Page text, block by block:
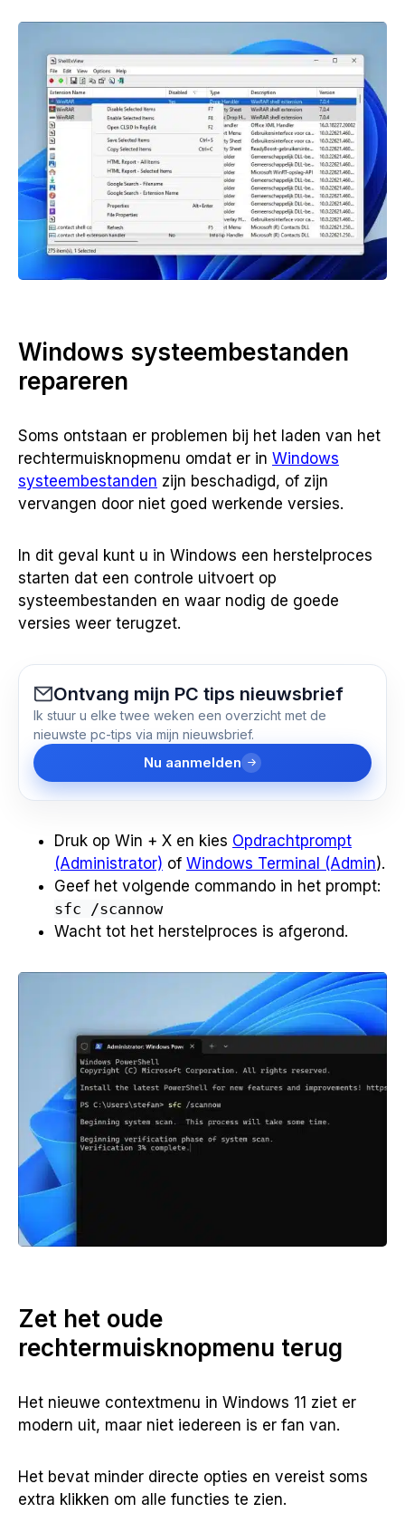
Windows systeembestanden
repareren
Soms ontstaan er problemen bij het laden van het
rechtermuisknopmenu omdat er in Windows
systeembestanden zijn beschadigd, of zijn
vervangen door niet goed werkende versies.
In dit geval kunt u in Windows een herstelproces
starten dat een controle uitvoert op
systeembestanden en waar nodig de goede
versies weer terugzet.
Ontvang mijn PC tips nieuwsbrief
Ik stuur u elke twee weken een overzicht met de
nieuwste pc-tips via mijn nieuwsbrief.
Nu aanmelden
Druk op Win + X en kies Opdrachtprompt
(Administrator) of Windows Terminal (Admin).
Geef het volgende commando in het prompt:
sfc /scannow
Wacht tot het herstelproces is afgerond.
Zet het oude
rechtermuisknopmenu terug
Het nieuwe contextmenu in Windows 11 ziet er
modern uit, maar niet iedereen is er fan van.
Het bevat minder directe opties en vereist soms
extra klikken om alle functies te zien.